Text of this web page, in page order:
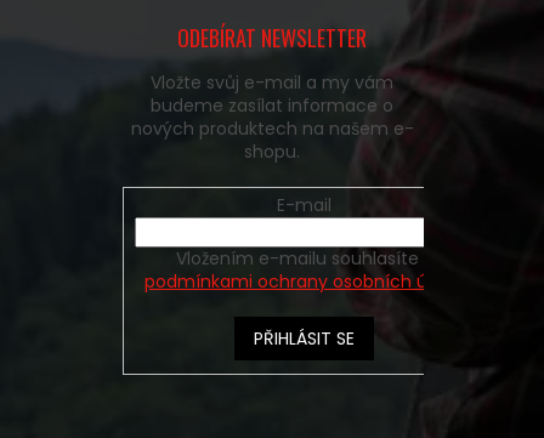
ODEBÍRAT NEWSLETTER
Vložte svůj e-mail a my vám
budeme zasílat informace o
nových produktech na našem e-
shopu.
E-mail
podmínkami ochrany osobních údajů
PŘIHLÁSIT SE